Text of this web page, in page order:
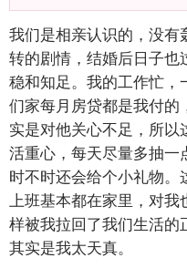
我们是相亲认识的，没
转的剧情，结婚后日子
稳和知足。我的工作忙
们家每月房贷都是我付
实是对他关心不足，所
活重心，每天尽量多抽一
时不时还会给个小礼物
上班基本都在家里，对
样被我拉回了我们生活的
其实是我太天真。